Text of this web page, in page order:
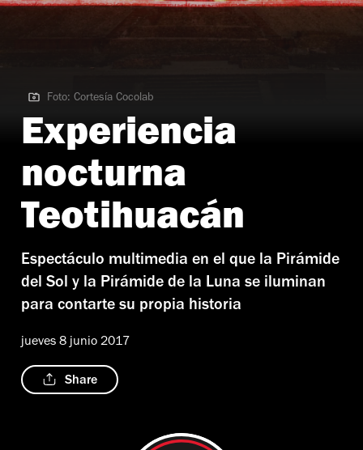
Foto: Cortesía Cocolab
Foto: Cortesía Cocolab
Experiencia
nocturna
Teotihuacán
Espectáculo multimedia en el que la Pirámide
del Sol y la Pirámide de la Luna se iluminan
para contarte su propia historia
jueves 8 junio 2017
Share